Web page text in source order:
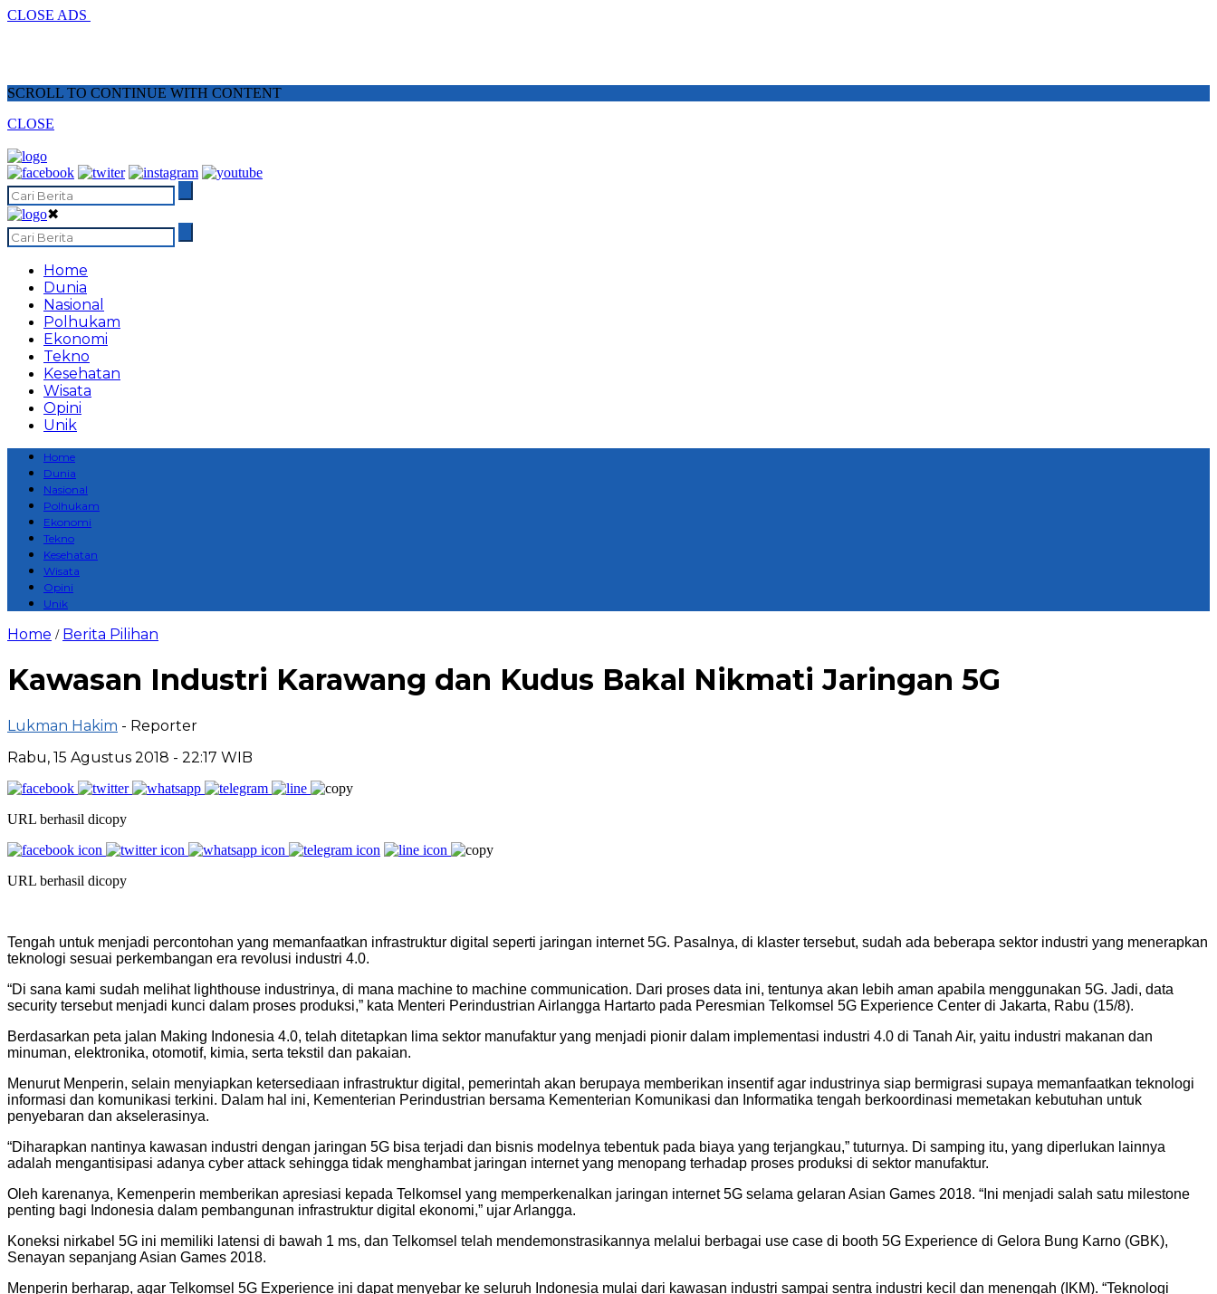
CLOSE ADS
SCROLL TO CONTINUE WITH CONTENT
CLOSE
✖
Home
Dunia
Nasional
Polhukam
Ekonomi
Tekno
Kesehatan
Wisata
Opini
Unik
Home
Dunia
Nasional
Polhukam
Ekonomi
Tekno
Kesehatan
Wisata
Opini
Unik
Home / Berita Pilihan
Kawasan Industri Karawang dan Kudus Bakal Nikmati Jaringan 5G
Lukman Hakim - Reporter
Rabu, 15 Agustus 2018 - 22:17 WIB
URL berhasil dicopy
URL berhasil dicopy
Tengah untuk menjadi percontohan yang memanfaatkan infrastruktur digital seperti jaringan internet 5G. Pasalnya, di klaster tersebut, sudah ada beberapa sektor industri yang menerapkan
teknologi sesuai perkembangan era revolusi industri 4.0.
“Di sana kami sudah melihat lighthouse industrinya, di mana machine to machine communication. Dari proses data ini, tentunya akan lebih aman apabila menggunakan 5G. Jadi, data
security tersebut menjadi kunci dalam proses produksi,” kata Menteri Perindustrian Airlangga Hartarto pada Peresmian Telkomsel 5G Experience Center di Jakarta, Rabu (15/8).
Berdasarkan peta jalan Making Indonesia 4.0, telah ditetapkan lima sektor manufaktur yang menjadi pionir dalam implementasi industri 4.0 di Tanah Air, yaitu industri makanan dan
minuman, elektronika, otomotif, kimia, serta tekstil dan pakaian.
Menurut Menperin, selain menyiapkan ketersediaan infrastruktur digital, pemerintah akan berupaya memberikan insentif agar industrinya siap bermigrasi supaya memanfaatkan teknologi
informasi dan komunikasi terkini. Dalam hal ini, Kementerian Perindustrian bersama Kementerian Komunikasi dan Informatika tengah berkoordinasi memetakan kebutuhan untuk
penyebaran dan akselerasinya.
“Diharapkan nantinya kawasan industri dengan jaringan 5G bisa terjadi dan bisnis modelnya tebentuk pada biaya yang terjangkau,” tuturnya. Di samping itu, yang diperlukan lainnya
adalah mengantisipasi adanya cyber attack sehingga tidak menghambat jaringan internet yang menopang terhadap proses produksi di sektor manufaktur.
Oleh karenanya, Kemenperin memberikan apresiasi kepada Telkomsel yang memperkenalkan jaringan internet 5G selama gelaran Asian Games 2018. “Ini menjadi salah satu milestone
penting bagi Indonesia dalam pembangunan infrastruktur digital ekonomi,” ujar Arlangga.
Koneksi nirkabel 5G ini memiliki latensi di bawah 1 ms, dan Telkomsel telah mendemonstrasikannya melalui berbagai use case di booth 5G Experience di Gelora Bung Karno (GBK),
Senayan sepanjang Asian Games 2018.
Menperin berharap, agar Telkomsel 5G Experience ini dapat menyebar ke seluruh Indonesia mulai dari kawasan industri sampai sentra industri kecil dan menengah (IKM). “Teknologi